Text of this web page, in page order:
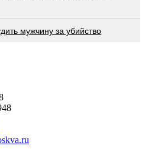
мужчину за убийство